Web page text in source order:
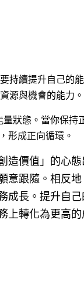
持續提升自己的
源與機會的能力。
狀態。當你保持
形成正向循環。
價值」的心
意跟隨。相反
長。提升自
轉化為更高